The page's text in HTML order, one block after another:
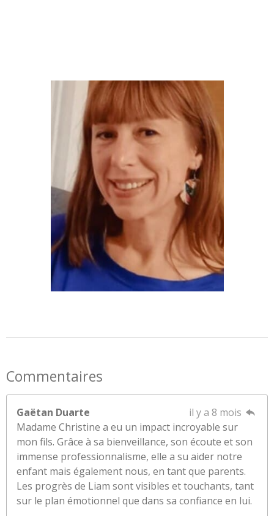
Commentaires
Gaëtan Duarte
il y a 8 mois
Madame Christine a eu un impact incroyable sur
mon fils. Grâce à sa bienveillance, son écoute et son
immense professionnalisme, elle a su aider notre
enfant mais également nous, en tant que parents.
Les progrès de Liam sont visibles et touchants, tant
sur le plan émotionnel que dans sa confiance en lui.